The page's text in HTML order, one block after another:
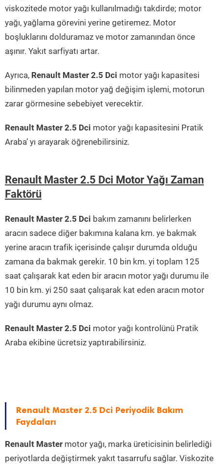
viskozitede motor yağı kullanılmadığı takdirde; motor
yağı, yağlama görevini yerine getiremez. Motor
boşluklarını dolduramaz ve motor zamanından önce
aşınır. Yakıt sarfiyatı artar.
Ayrıca, Renault Master 2.5 Dci motor yağı kapasitesi
bilinmeden yapılan motor yağ değişim işlemi, motorun
zarar görmesine sebebiyet verecektir.
Renault Master 2.5 Dci motor yağı kapasitesini Pratik
Araba’ yı arayarak öğrenebilirsiniz.
Renault Master 2.5 Dci Motor Yağı Zaman
Faktörü
Renault Master 2.5 Dci bakım zamanını belirlerken
aracın sadece diğer bakımına kalana km. ye bakmak
yerine aracın trafik içerisinde çalışır durumda olduğu
zamana da bakmak gerekir. 10 bin km. yi toplam 125
saat çalışarak kat eden bir aracın motor yağı durumu ile
10 bin km. yi 250 saat çalışarak kat eden aracın motor
yağı durumu aynı olmaz.
Renault Master 2.5 Dci motor yağı kontrolünü Pratik
Araba ekibine ücretsiz yaptırabilirsiniz.
Renault Master 2.5 Dci Periyodik Bakım
Faydaları
Renault Master motor yağı, marka üreticisinin belirlediği
periyotlarda değiştirmek yakıt tasarrufu sağlar. Viskozite